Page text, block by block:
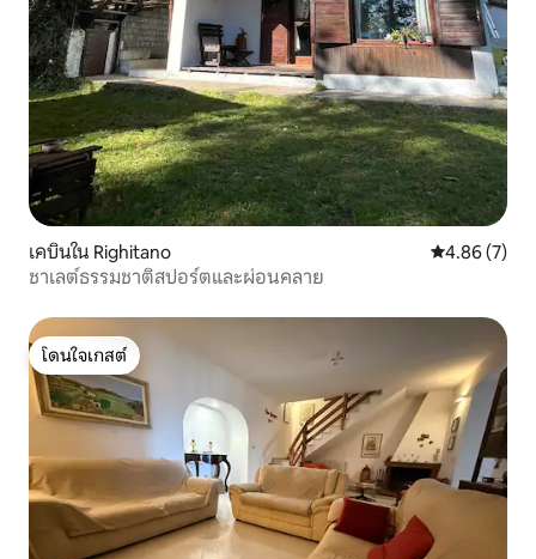
เคบินใน Righitano คะแนนเฉลี่ย
4.86 (7)
ชาเลต์ธรรมชาติสปอร์ตและผ่อนคลาย
โดนใจเกสต์
โดนใจเกสต์